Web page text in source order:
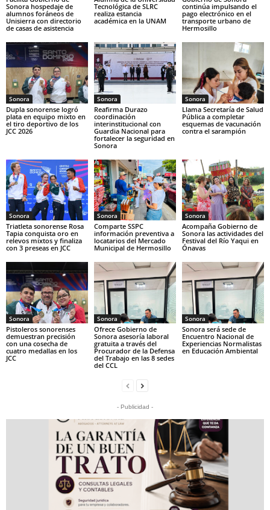
Sonora hospedaje de
alumnos foráneos de
Unisierra con directorio
de casas de asistencia
Tecnológica de SLRC
realiza estancia
académica en la UNAM
continúa impulsando el
pago electrónico en el
transporte urbano de
Hermosillo
Sonora
Dupla sonorense logró
plata en equipo mixto en
el tiro deportivo de los
JCC 2026
Sonora
Reafirma Durazo
coordinación
interinstitucional con
Guardia Nacional para
fortalecer la seguridad en
Sonora
Sonora
Llama Secretaría de Salud
Pública a completar
esquemas de vacunación
contra el sarampión
Sonora
Triatleta sonorense Rosa
Tapia conquista oro en
relevos mixtos y finaliza
con 3 preseas en JCC
Sonora
Comparte SSPC
información preventiva a
locatarios del Mercado
Municipal de Hermosillo
Sonora
Acompaña Gobierno de
Sonora las actividades del
Festival del Río Yaqui en
Ónavas
Sonora
Pistoleros sonorenses
demuestran precisión
con una cosecha de
cuatro medallas en los
JCC
Sonora
Ofrece Gobierno de
Sonora asesoría laboral
gratuita a través del
Procurador de la Defensa
del Trabajo en las 8 sedes
del CCL
Sonora
Sonora será sede de
Encuentro Nacional de
Experiencias Normalistas
en Educación Ambiental
- Publicidad -